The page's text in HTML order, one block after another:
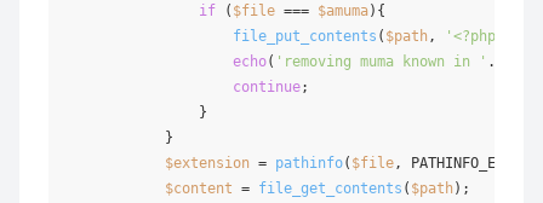
if ( $file === $amuma){
file_put_contents ( $path ,
'<?php
echo( 'removing muma known in ' .
continue;
                }
            }
$extension = pathinfo( $file ,
$content = file_get_contents ( $path );